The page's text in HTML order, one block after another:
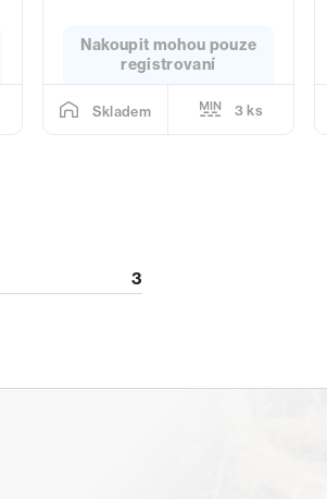
Nakoupit mohou pouze
registrovaní
Skladem 3 ks
3